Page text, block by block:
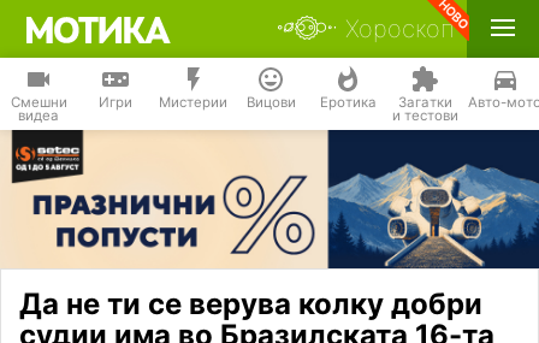
Хороскоп
Смешни
видеа
Игри Мистерии Вицови Еротика Загатки
и тестови
Авто-
Да не ти се верува колку добри
судии има во Бразилската 16-та